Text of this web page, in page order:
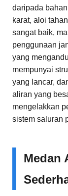
daripada
karat, aloi
sangat baik,
penggunaan
yang
mempunyai
yang lancar,
aliran yang
mengelakkan
sistem saluran
Medan